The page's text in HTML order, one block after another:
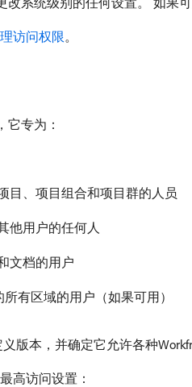
访问权限。
它专为：
目、项目组合和项目群的人员
他用户的任何人
文档的用户
所有区域的用户（如果可用）
版本，并确定它允许各种
高访问设置：